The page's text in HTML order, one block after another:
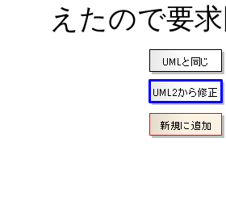
えたので要